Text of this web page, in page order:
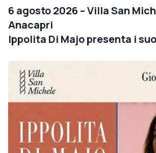
6 agosto 2026 – Villa San
Anacapri
Ippolita Di Majo presenta i